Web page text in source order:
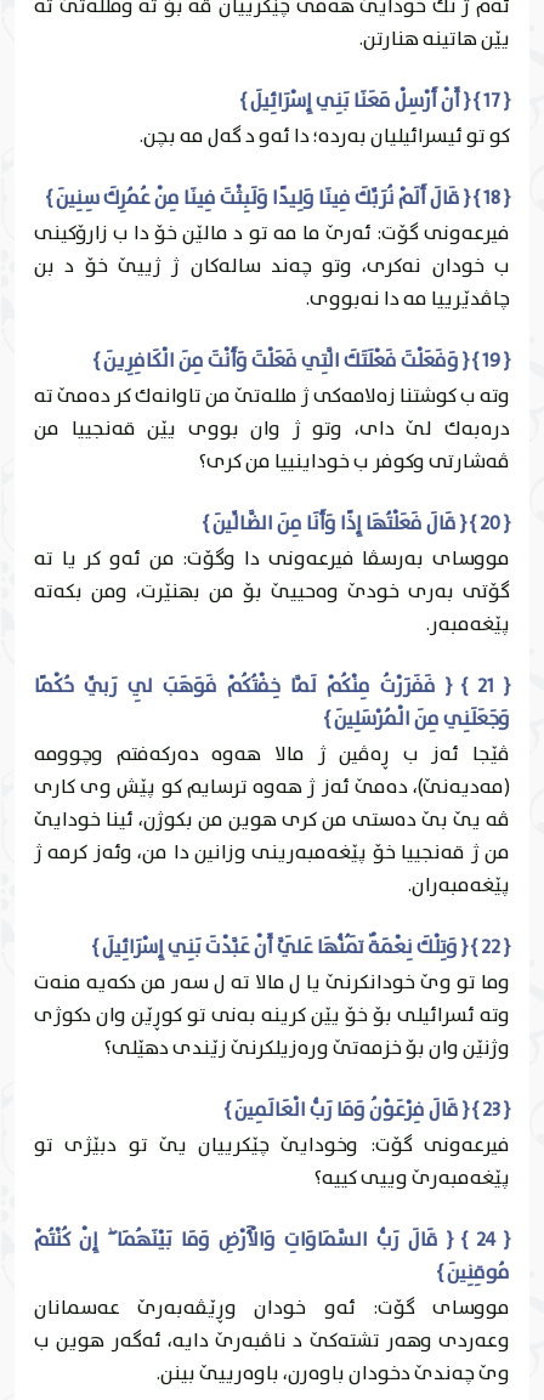
ئه‌م ژ نك خودايێ هه‌مى چێكرییان ڤه‌ بۆ ته‌ وملله‌تێ ته‌
يێن هاتينه‌ هنارتن.
{ 17 } { أَنْ أَرْسِلْ مَعَنَا بَنِي إِسْرَائِيلَ }
كو تو ئيسرائيليان به‌رده‌؛ دا ئه‌و د گه‌ل مه‌ بچن.
{ 18 } { قَالَ أَلَمْ نُرَبِّكَ فِينَا وَلِيدًا وَلَبِثْتَ فِينَا مِنْ عُمُرِكَ سِنِينَ }
فيرعه‌ونى گۆت: ئه‌رێ ما مه‌ تو د مالێن خۆ دا ب زارۆكينى
ب خودان نه‌كرى، وتو چه‌ند ساله‌كان ژ ژییێ خۆ د بن
چاڤدێرییا مه‌ دا نه‌بووى.
{ 19 } { وَفَعَلْتَ فَعْلَتَكَ الَّتِي فَعَلْتَ وَأَنْتَ مِنَ الْكَافِرِينَ }
وته‌ ب كوشتنا زه‌لامه‌كى ژ ملله‌تێ من تاوانه‌ك كر ده‌مێ ته‌
دره‌به‌ك لێ داى، وتو ژ وان بووى يێن قه‌نجییا من
ڤه‌شارتى وكوفر ب خوداينییا من كرى؟
{ 20 } { قَالَ فَعَلْتُهَا إِذًا وَأَنَا مِنَ الضَّالِّينَ }
مووساى به‌رسڤا فيرعه‌ونى دا وگۆت: من ئه‌و كر يا ته‌
گۆتى به‌رى خودێ وه‌حییێ بۆ من بهنێرت، ومن بكه‌ته‌
پێغه‌مبه‌ر.
{ 21 } { فَفَرَرْتُ مِنْكُمْ لَمَّا خِفْتُكُمْ فَوَهَبَ لِي رَبِّي حُكْمًا
وَجَعَلَنِي مِنَ الْمُرْسَلِينَ }
ڤێجا ئه‌ز ب ڕه‌ڤين ژ مالا هه‌وه‌ ده‌ركه‌فتم وچوومه‌
(مه‌ديه‌نێ)، ده‌مێ ئه‌ز ژ هه‌وه‌ ترسايم كو پێش وى كارى
ڤه‌ يێ بێ ده‌ستى من كرى هوين من بكوژن، ئينا خودايێ
من ژ قه‌نجییا خۆ پێغه‌مبه‌رينى وزانين دا من، وئه‌ز كرمه‌ ژ
پێغه‌مبه‌ران.
{ 22 } { وَتِلْكَ نِعْمَةٌ تَمُنُّهَا عَلَيَّ أَنْ عَبَّدْتَ بَنِي إِسْرَائِيلَ }
وما تو وێ خودانكرنێ يا ل مالا ته‌ ل سه‌ر من دكه‌يه‌ منه‌ت
وته‌ ئسرائيلی بۆ خۆ يێن كرينه‌ به‌نى تو كوڕێن وان دكوژى
وژنێن وان بۆ خزمه‌تێ وره‌زیلكرنێ زێندى دهێلی؟
{ 23 } { قَالَ فِرْعَوْنُ وَمَا رَبُّ الْعَالَمِينَ }
فيرعه‌ونى گۆت: وخودايێ چێكرییان يێ تو دبێژى تو
پێغه‌مبه‌رێ وییى كییه‌؟
{ 24 } { قَالَ رَبُّ السَّمَاوَاتِ وَالْأَرْضِ وَمَا بَيْنَهُمَا ۖ إِنْ كُنْتُمْ
مُوقِنِينَ }
مووساى گۆت: ئه‌و خودان وڕێڤه‌به‌رێ عه‌سمانان
وعه‌ردى وهه‌ر تشته‌كێ د ناڤبه‌رێ دايه‌، ئه‌گه‌ر هوين ب
وێ چه‌ندێ دخودان باوه‌رن، باوه‌رییێ بينن.